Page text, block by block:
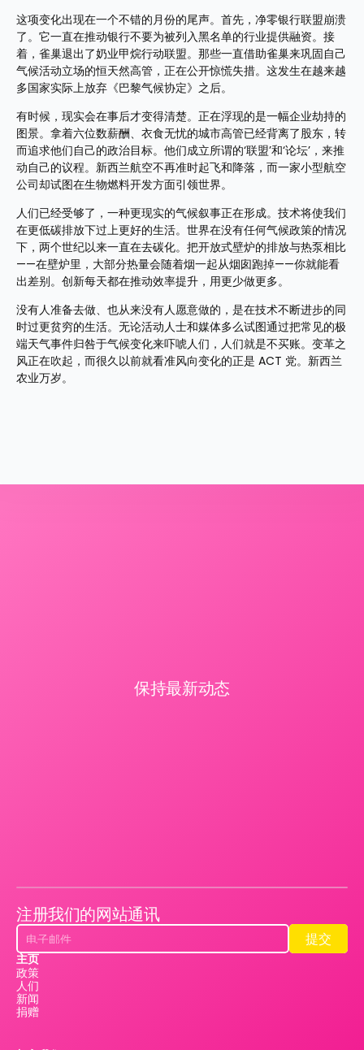
这项变化出现在一个不错的月份的尾声。首先，净零银行联盟崩溃
了。它一直在推动银行不要为被列入黑名单的行业提供融资。接
着，雀巢退出了奶业甲烷行动联盟。那些一直借助雀巢来巩固自己
气候活动立场的恒天然高管，正在公开惊慌失措。这发生在越来越
多国家实际上放弃《巴黎气候协定》之后。
有时候，现实会在事后才变得清楚。正在浮现的是一幅企业劫持的
图景。拿着六位数薪酬、衣食无忧的城市高管已经背离了股东，转
而追求他们自己的政治目标。他们成立所谓的‘联盟’和‘论坛’，来推
动自己的议程。新西兰航空不再准时起飞和降落，而一家小型航空
公司却试图在生物燃料开发方面引领世界。
人们已经受够了，一种更现实的气候叙事正在形成。技术将使我们
在更低碳排放下过上更好的生活。世界在没有任何气候政策的情况
下，两个世纪以来一直在去碳化。把开放式壁炉的排放与热泵相比
——在壁炉里，大部分热量会随着烟一起从烟囱跑掉——你就能看
出差别。创新每天都在推动效率提升，用更少做更多。
没有人准备去做、也从来没有人愿意做的，是在技术不断进步的同
时过更贫穷的生活。无论活动人士和媒体多么试图通过把常见的极
端天气事件归咎于气候变化来吓唬人们，人们就是不买账。变革之
风正在吹起，而很久以前就看准风向变化的正是 ACT 党。新西兰
农业万岁。
保持最新动态
注册我们的网站通讯
提交
提交
主页
政策
人们
新闻
捐赠